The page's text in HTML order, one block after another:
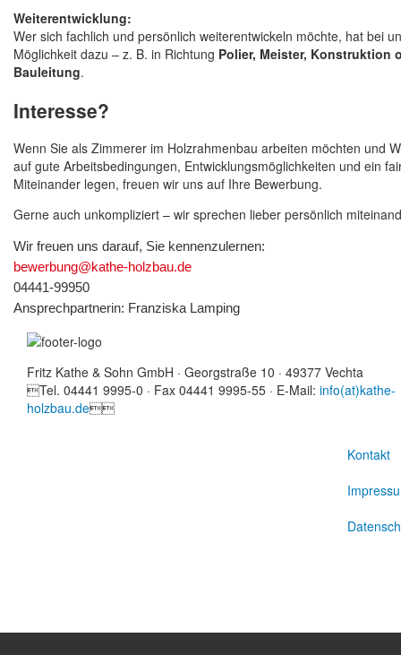
Weiterentwicklung:
Wer sich fachlich und persönlich weiterentwickeln möchte, hat bei
Möglichkeit dazu – z. B. in Richtung Polier, Meister, Konstruktion
Bauleitung.
Interesse?
Wenn Sie als Zimmerer im Holzrahmenbau arbeiten möchten und
auf gute Arbeitsbedingungen, Entwicklungsmöglichkeiten und ein
Miteinander legen, freuen wir uns auf Ihre Bewerbung.
Gerne auch unkompliziert – wir sprechen lieber persönlich
Wir freuen uns darauf, Sie kennenzulernen:
bewerbung@kathe-holzbau.de
04441-99950
Ansprechpartnerin: Franziska Lamping
Fritz Kathe & Sohn GmbH · Georgstraße 10 · 49377 Vechta
Tel. 04441 9995-0 · Fax 04441 9995-55 · E-Mail: info(at)kathe-
holzbau.de
Kontakt